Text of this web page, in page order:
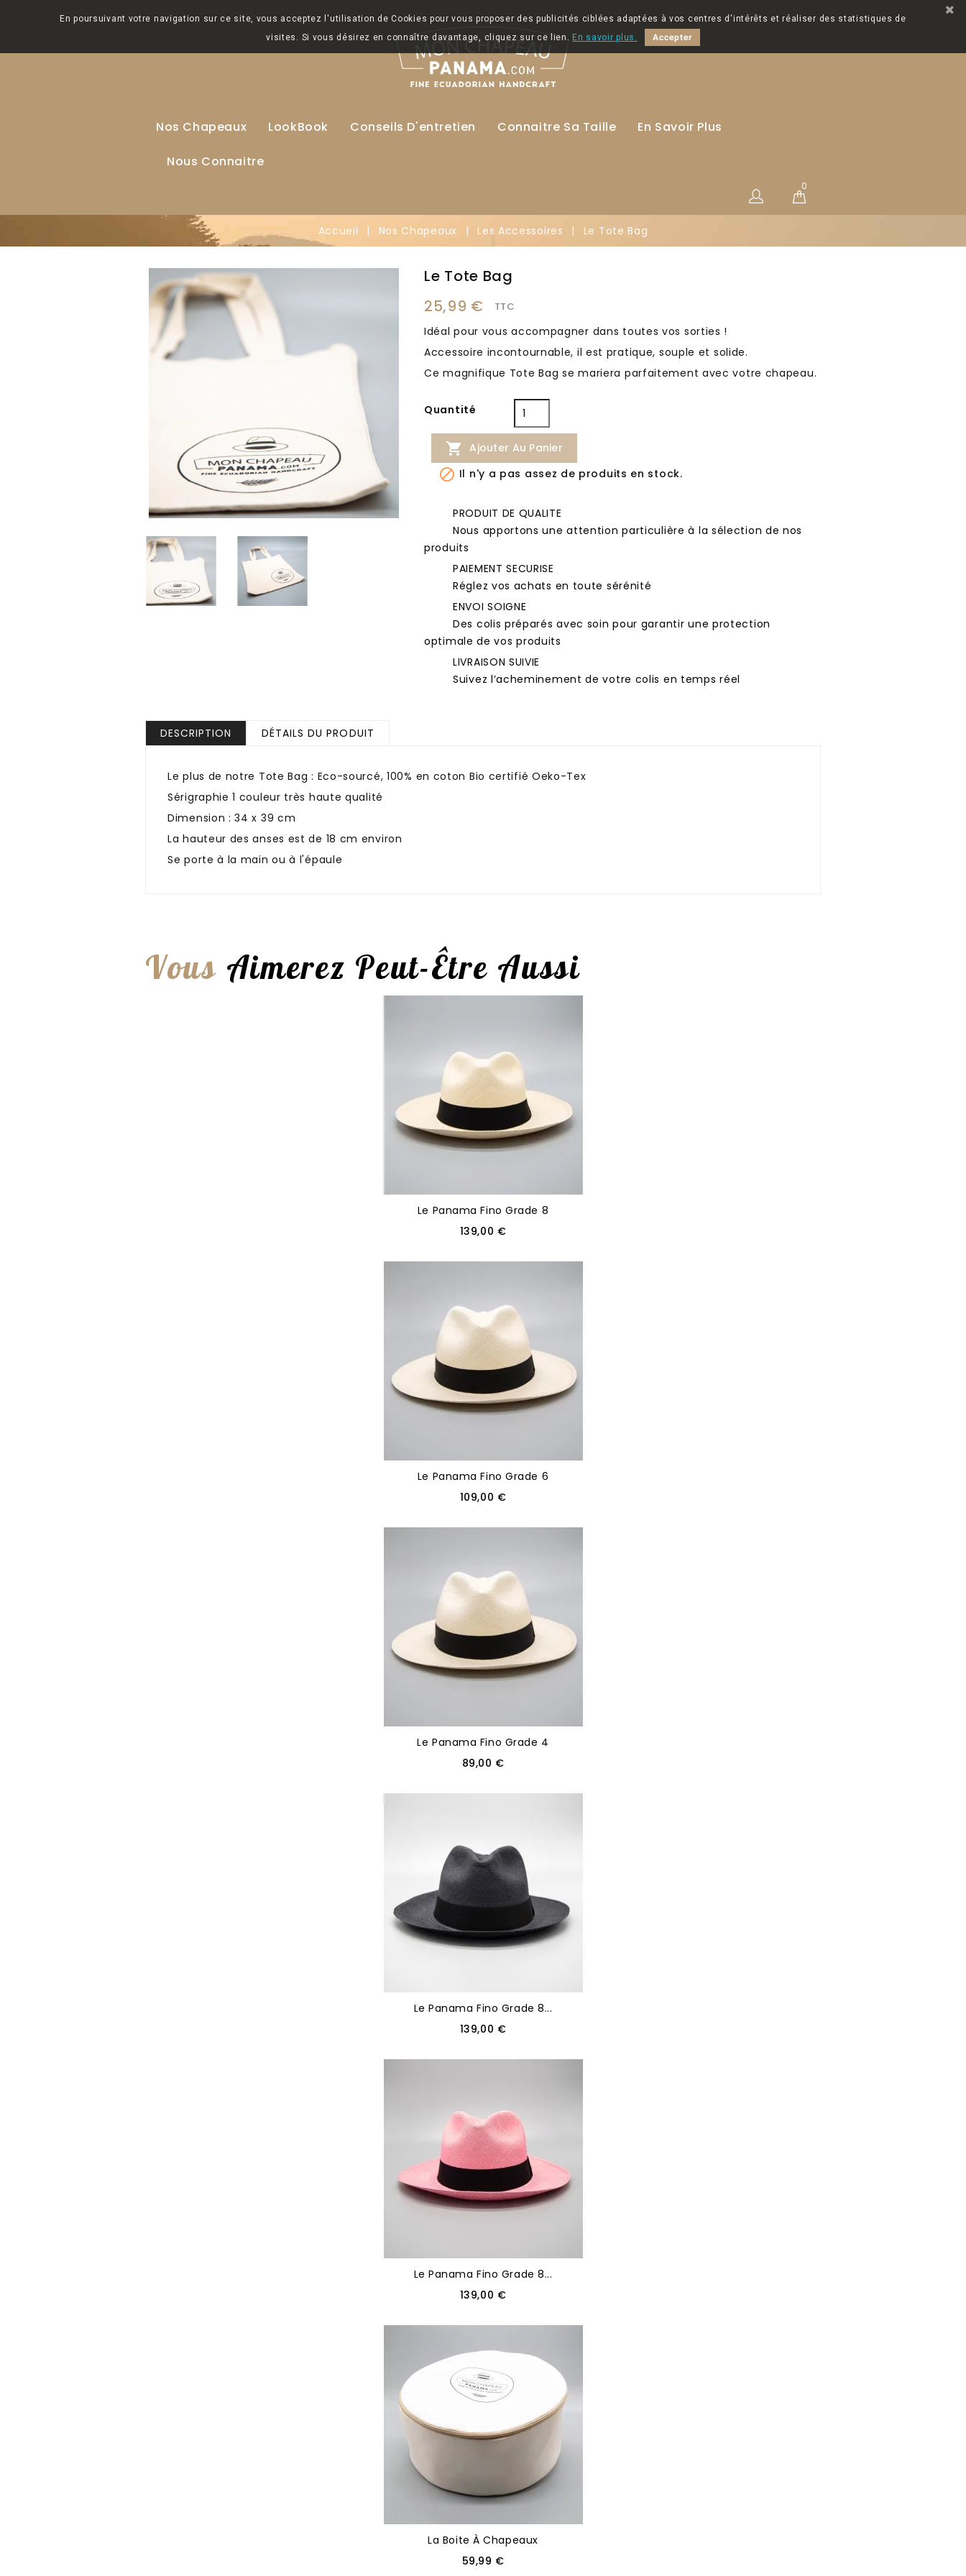
Nos Chapeaux LookBook Conseils D'entretien Connaitre Sa Taille En Savoir Plus
Nous Connaitre
0
Accueil Nos Chapeaux Les Accessoires Le Tote Bag
Le Tote Bag
25,99 €
TTC
Idéal pour vous accompagner dans toutes vos sorties !
Accessoire incontournable, il est pratique, souple et solide.
Ce magnifique Tote Bag se mariera parfaitement avec votre chapeau.
Quantité
 Ajouter Au Panier
 Il n'y a pas assez de produits en stock.
PRODUIT DE QUALITE
Nous apportons une attention particulière à la sélection de nos
produits
PAIEMENT SECURISE
Réglez vos achats en toute sérénité
ENVOI SOIGNE
Des colis préparés avec soin pour garantir une protection
optimale de vos produits
LIVRAISON SUIVIE
Suivez l’acheminement de votre colis en temps réel
DESCRIPTION DÉTAILS DU PRODUIT
Le plus de notre Tote Bag : Eco-sourcé, 100% en coton Bio certifié Oeko-Tex
Sérigraphie 1 couleur très haute qualité
Dimension : 34 x 39 cm
La hauteur des anses est de 18 cm environ
Se porte à la main ou à l'épaule
Vous Aimerez Peut-Être Aussi
Le Panama Fino Grade 8
139,00 €
Le Panama Fino Grade 6
109,00 €
Le Panama Fino Grade 4
89,00 €
Le Panama Fino Grade 8...
139,00 €
Le Panama Fino Grade 8...
139,00 €
La Boite À Chapeaux
59,99 €
En poursuivant votre navigation sur ce site, vous acceptez l'utilisation de Cookies pour vous proposer des publicités ciblées adaptées à vos centres d'intérêts et réaliser des statistiques de
visites. Si vous désirez en connaître davantage, cliquez sur ce lien. En savoir plus. Accepter